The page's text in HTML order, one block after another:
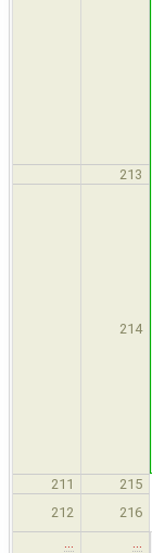
213
214
211
215
212
216
… …